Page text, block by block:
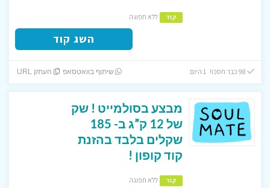
קוד ללא תפוגה
השג קוד
98 כבר חסכו! 1 היום שיתוף בוואטסאפ העתק URL
מבצע בסולמייט ! שק
של 12 ק”ג ב- 185
שקלים בלבד בהזנת
קוד קופון !
קוד ללא תפוגה